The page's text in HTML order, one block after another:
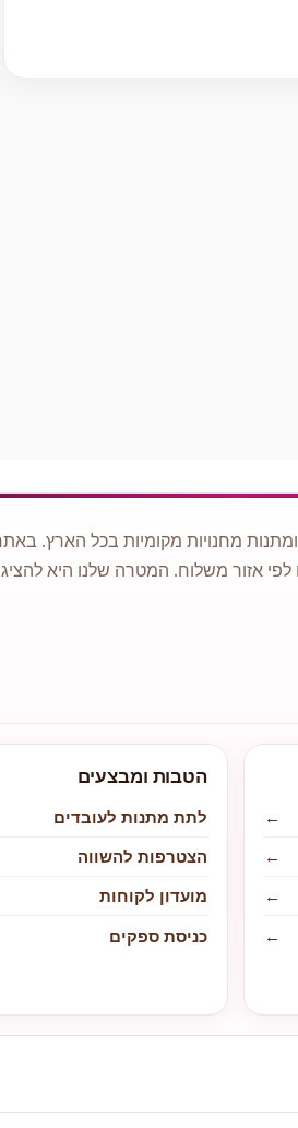
מחנויות מקומיות בכל הארץ.
לפי אזור משלוח. המטרה שלנו היא
←
←
←
←
הטבות ומבצעים
לתת מתנות לעובדים
הצטרפות להשווה
מועדון לקוחות
כניסת ספקים